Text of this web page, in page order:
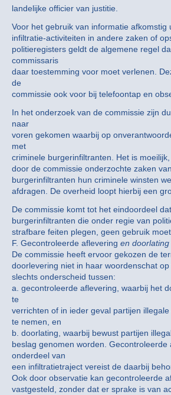
landelijke officier van justitie.
Voor het gebruik van informatie afkomstig
infiltratie-activiteiten in andere zaken of
politieregisters geldt de algemene regel
commissaris
daar toestemming voor moet verlenen.
de
commissie ook voor bij telefoontap en
In het onderzoek van de commissie zijn
naar
voren gekomen waarbij op
met
criminele burgerinfiltranten. Het is
door de commissie onderzochte zaken
burgerinfiltranten hun criminele winsten
afdragen. De overheid loopt hierbij een
De commissie komt tot het eindoordeel
burgerinfiltranten die onder regie van
strafbare feiten plegen, geen gebruik
F. Gecontroleerde aflevering en doorlating
De commissie heeft ervoor gekozen de
doorlevering niet in haar woordenschat
slechts onderscheid tussen:
a. gecontroleerde aflevering, waarbij het
te
verrichten of in ieder geval partijen
te nemen, en
b. doorlating, waarbij bewust partijen
beslag genomen worden. Gecontroleerde
onderdeel van
een infiltratietraject vereist de daarbij
Ook door observatie kan gecontroleerde
vastgesteld, zonder dat er sprake is van